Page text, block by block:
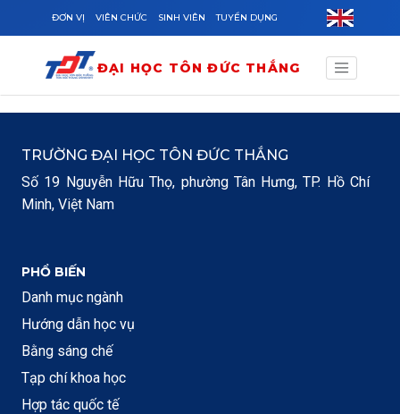
Skip to main content
ĐƠN VỊ VIÊN CHỨC SINH VIÊN TUYỂN DỤNG
ĐẠI HỌC TÔN ĐỨC THẮNG
TRƯỜNG ĐẠI HỌC TÔN ĐỨC THẮNG
Số 19 Nguyễn Hữu Thọ, phường Tân Hưng, TP. Hồ Chí
Minh, Việt Nam
PHỔ BIẾN
Danh mục ngành
Hướng dẫn học vụ
Bằng sáng chế
Tạp chí khoa học
Hợp tác quốc tế